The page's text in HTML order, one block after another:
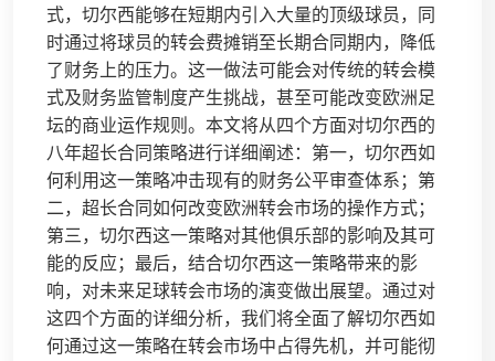
式，切尔西能够在短期内引入大量的顶级球员，同
时通过将球员的转会费摊销至长期合同期内，降低
了财务上的压力。这一做法可能会对传统的转会模
式及财务监管制度产生挑战，甚至可能改变欧洲足
坛的商业运作规则。本文将从四个方面对切尔西的
八年超长合同策略进行详细阐述：第一，切尔西如
何利用这一策略冲击现有的财务公平审查体系；第
二，超长合同如何改变欧洲转会市场的操作方式；
第三，切尔西这一策略对其他俱乐部的影响及其可
能的反应；最后，结合切尔西这一策略带来的影
响，对未来足球转会市场的演变做出展望。通过对
这四个方面的详细分析，我们将全面了解切尔西如
何通过这一策略在转会市场中占得先机，并可能彻